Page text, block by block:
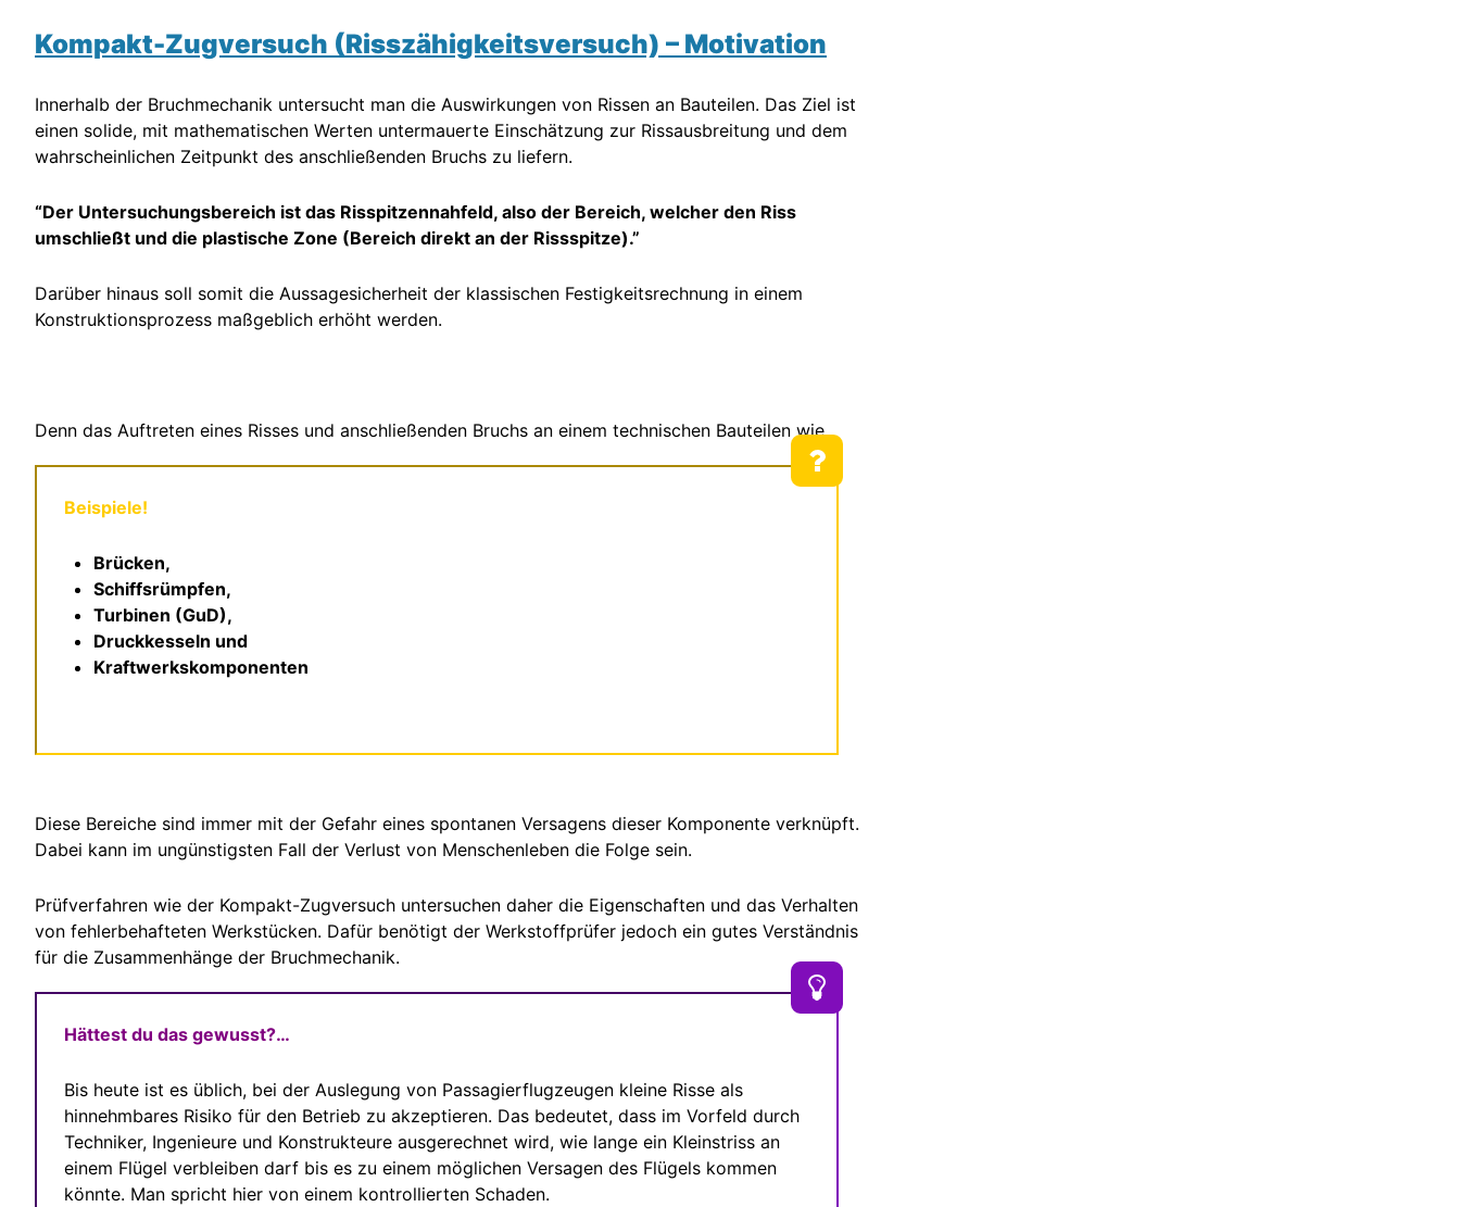
Kompakt-Zugversuch (Risszähigkeitsversuch) – Motivation
Innerhalb der Bruchmechanik untersucht man die Auswirkungen von Rissen an Bauteilen. Das Ziel ist
einen solide, mit mathematischen Werten untermauerte Einschätzung zur Rissausbreitung und dem
wahrscheinlichen Zeitpunkt des anschließenden Bruchs zu liefern.
“Der Untersuchungsbereich ist das Risspitzennahfeld, also der Bereich, welcher den Riss
umschließt und die plastische Zone (Bereich direkt an der Rissspitze).”
Darüber hinaus soll somit die Aussagesicherheit der klassischen Festigkeitsrechnung in einem
Konstruktionsprozess maßgeblich erhöht werden.
Denn das Auftreten eines Risses und anschließenden Bruchs an einem technischen Bauteilen wie
Beispiele!
Brücken,
Schiffsrümpfen,
Turbinen (GuD),
Druckkesseln und
Kraftwerkskomponenten
Diese Bereiche sind immer mit der Gefahr eines spontanen Versagens dieser Komponente verknüpft.
Dabei kann im ungünstigsten Fall der Verlust von Menschenleben die Folge sein.
Prüfverfahren wie der Kompakt-Zugversuch untersuchen daher die Eigenschaften und das Verhalten
von fehlerbehafteten Werkstücken. Dafür benötigt der Werkstoffprüfer jedoch ein gutes Verständnis
für die Zusammenhänge der Bruchmechanik.
Hättest du das gewusst?…
Bis heute ist es üblich, bei der Auslegung von Passagierflugzeugen kleine Risse als
hinnehmbares Risiko für den Betrieb zu akzeptieren. Das bedeutet, dass im Vorfeld durch
Techniker, Ingenieure und Konstrukteure ausgerechnet wird, wie lange ein Kleinstriss an
einem Flügel verbleiben darf bis es zu einem möglichen Versagen des Flügels kommen
könnte. Man spricht hier von einem kontrollierten Schaden.